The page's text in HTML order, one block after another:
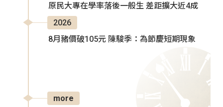
原民大專在學率落後一般生 差距擴大近4成
2026
8月豬價破105元 陳駿季：為節慶短期現象
more